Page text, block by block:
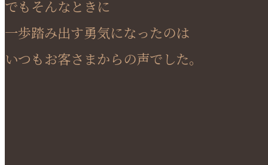
でもそんなときに
一歩踏み出す勇気になったのは
いつもお客さまからの声でした。